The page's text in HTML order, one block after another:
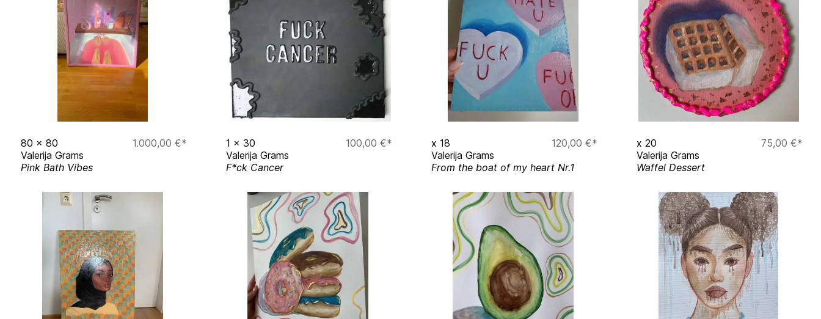
80 x 80
1.000,00 €*
Valerija Grams
Pink Bath Vibes
1 x 30
100,00 €*
Valerija Grams
F*ck Cancer
x 18
120,00 €*
Valerija Grams
From the boat of my heart Nr.1
x 20
75,00 €*
Valerija Grams
Waffel Dessert